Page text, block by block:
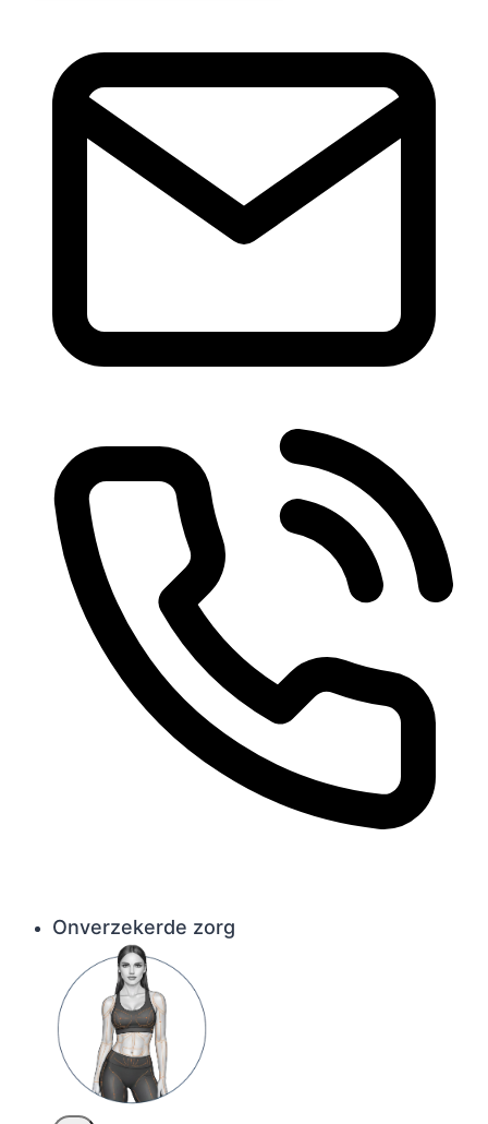
Onverzekerde zorg